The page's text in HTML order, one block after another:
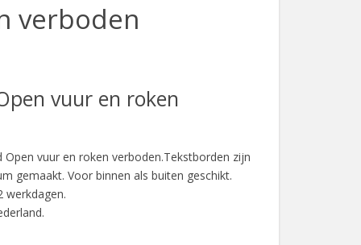
verboden
vuur en roken
vuur en roken verboden.Tekstborden zijn
gemaakt. Voor binnen als buiten geschikt.
werkdagen.